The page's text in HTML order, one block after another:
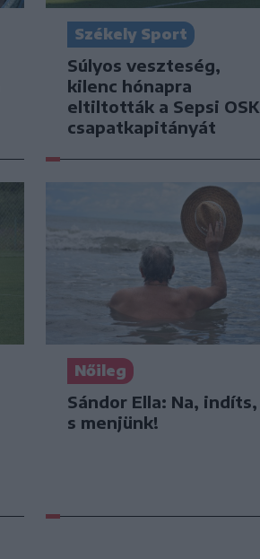
Székely Sport
Súlyos veszteség,
kilenc hónapra
eltiltották a Sepsi OSK
csapatkapitányát
Nőileg
Sándor Ella: Na, indíts,
s menjünk!